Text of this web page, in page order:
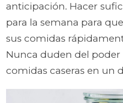
anticipación. Hacer
para la semana para
sus comidas
Nunca duden del
comidas caseras en un